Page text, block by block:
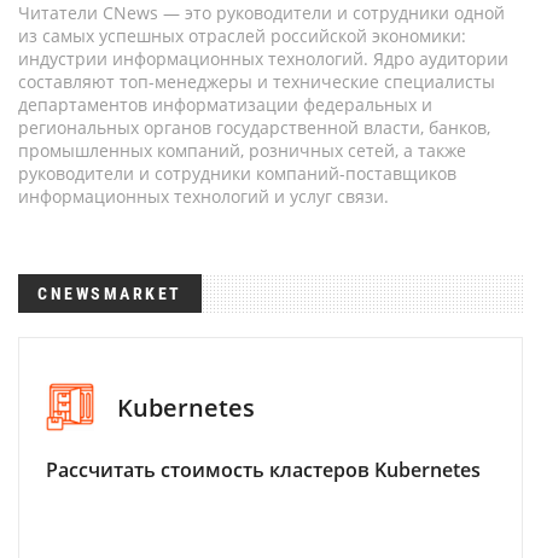
Читатели CNews — это руководители и сотрудники одной
из самых успешных отраслей российской экономики:
индустрии информационных технологий. Ядро аудитории
составляют топ-менеджеры и технические специалисты
департаментов информатизации федеральных и
региональных органов государственной власти, банков,
промышленных компаний, розничных сетей, а также
руководители и сотрудники компаний-поставщиков
информационных технологий и услуг связи.
CNEWSMARKET
Kubernetes
Рассчитать стоимость кластеров Kubernetes